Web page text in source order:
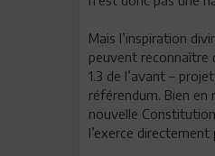
Mais l’inspiration
peuvent reconnaître
1.3 de l’avant –
référendum. Bien en
nouvelle
l’exerce